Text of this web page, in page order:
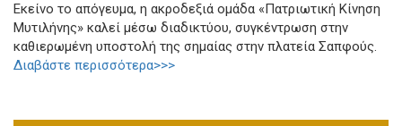
Εκείνο το απόγευμα, η ακροδεξιά ομάδα «Πατριωτική Κίνηση
Μυτιλήνης» καλεί μέσω διαδικτύου, συγκέντρωση στην
καθιερωμένη υποστολή της σημαίας στην πλατεία Σαπφούς.
Διαβάστε περισσότερα>>>